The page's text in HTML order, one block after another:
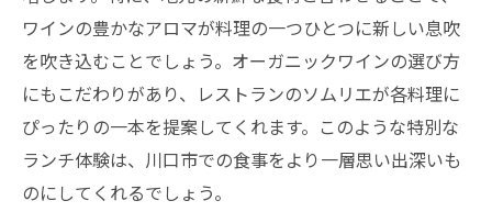
ワインの豊かなアロマが料理の一つひとつに新しい息吹
を吹き込むことでしょう。オーガニックワインの選び方
にもこだわりがあり、レストランのソムリエが各料理に
ぴったりの一本を提案してくれます。このような特別な
ランチ体験は、川口市での食事をより一層思い出深いも
のにしてくれるでしょう。